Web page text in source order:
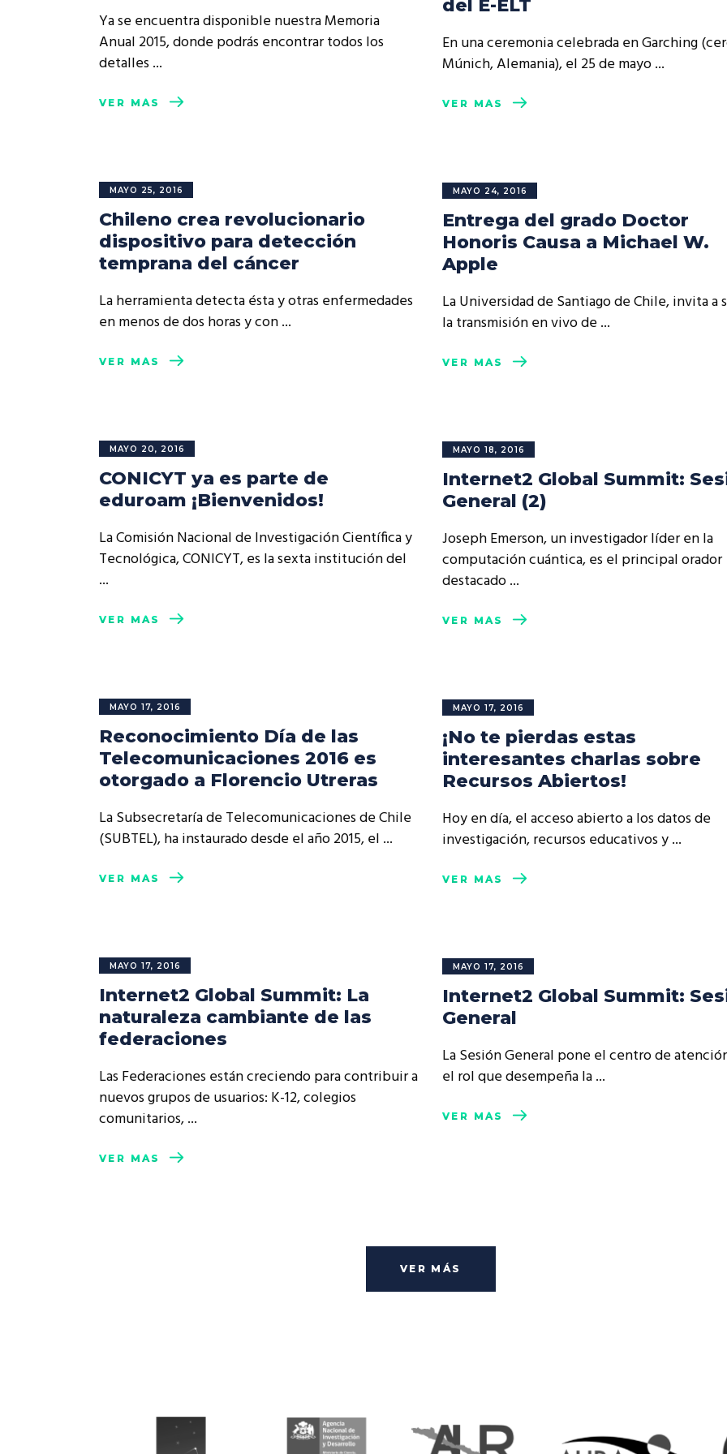
Cumplimiento Legal
Representantes Técnicos
Cómo integrarse a REUNA
Ya se encuentra disponible nuestra Memoria
Anual 2015, donde podrás encontrar todos los
detalles
VER MÁS
del E-ELT
En una ceremonia celebrada en Garching
Múnich, Alemania), el 25 de mayo
VER MÁS
MAYO 25, 2016
Chileno crea revolucionario
dispositivo para detección
temprana del cáncer
La herramienta detecta ésta y otras enfermedades
en menos de dos horas y con
VER MÁS
MAYO 24, 2016
Entrega del grado Doctor
Honoris Causa a Michael W.
Apple
La Universidad de Santiago de Chile, invita a
la transmisión en vivo de
VER MÁS
MAYO 20, 2016
CONICYT ya es parte de
eduroam ¡Bienvenidos!
La Comisión Nacional de Investigación Científica y
Tecnológica, CONICYT, es la sexta institución del
VER MÁS
MAYO 18, 2016
Internet2 Global Summit:
General (2)
Joseph Emerson, un investigador líder en la
computación cuántica, es el principal orador
destacado
VER MÁS
MAYO 17, 2016
Reconocimiento Día de las
Telecomunicaciones 2016 es
otorgado a Florencio Utreras
La Subsecretaría de Telecomunicaciones de Chile
(SUBTEL), ha instaurado desde el año 2015, el
VER MÁS
MAYO 17, 2016
¡No te pierdas estas
interesantes charlas sobre
Recursos Abiertos!
Hoy en día, el acceso abierto a los datos de
investigación, recursos educativos y
VER MÁS
MAYO 17, 2016
Internet2 Global Summit: La
naturaleza cambiante de las
federaciones
Las Federaciones están creciendo para contribuir a
nuevos grupos de usuarios: K-12, colegios
comunitarios,
VER MÁS
MAYO 17, 2016
Internet2 Global Summit:
General
La Sesión General pone el centro de
el rol que desempeña la
VER MÁS
VER MÁS